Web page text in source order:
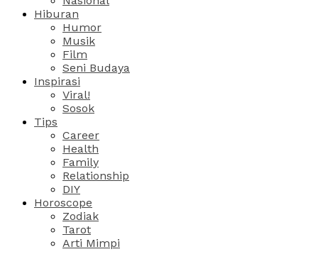
Hiburan
Humor
Musik
Film
Seni Budaya
Inspirasi
Viral!
Sosok
Tips
Career
Health
Family
Relationship
DIY
Horoscope
Zodiak
Tarot
Arti Mimpi